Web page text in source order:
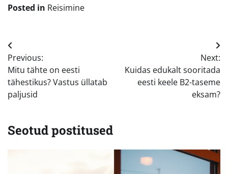
Posted in Reisimine
Navigeerimine
Previous:
Mitu tähte on eesti
tähestikus? Vastus üllatab
paljusid
Next:
Kuidas edukalt sooritada
eesti keele B2-taseme
eksam?
Seotud postitused